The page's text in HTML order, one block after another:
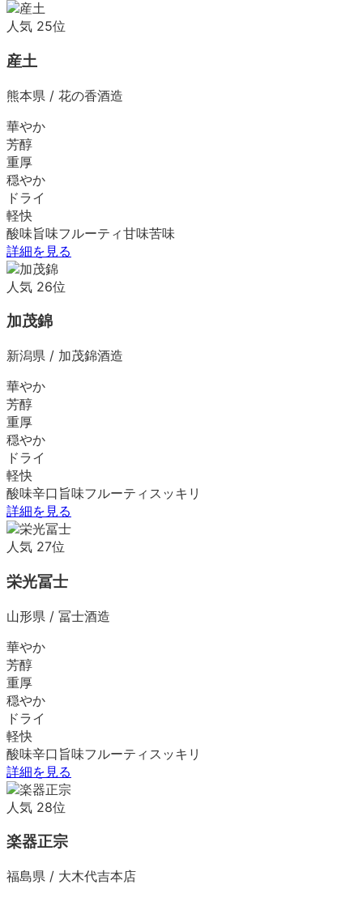
人気 25位
産土
熊本県 / 花の香酒造
華やか
芳醇
重厚
穏やか
ドライ
軽快
酸味旨味フルーティ甘味苦味
詳細を見る
人気 26位
加茂錦
新潟県 / 加茂錦酒造
華やか
芳醇
重厚
穏やか
ドライ
軽快
酸味辛口 旨味フルーティ スッキリ
詳細を見る
人気 27位
栄光冨士
山形県 / 冨士酒造
華やか
芳醇
重厚
穏やか
ドライ
軽快
酸味辛口 旨味フルーティ スッキリ
詳細を見る
人気 28位
楽器正宗
福島県 / 大木代吉本店